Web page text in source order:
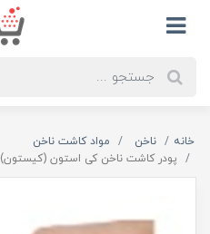
خانه ناخن
مواد کاشت ناخن
پودر کاشت ناخن کی استون (کیستون) KEYSTONE هلویی 30 گرم